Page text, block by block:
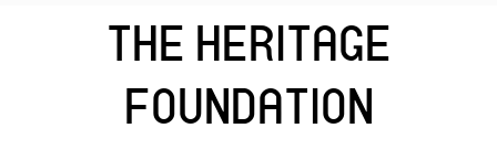
THE HERITAGE
FOUNDATION